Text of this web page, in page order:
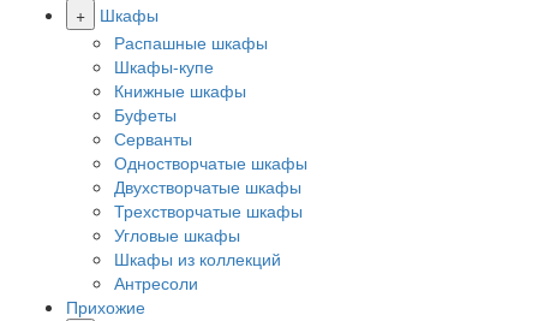
+
Шкафы
Распашные шкафы
Шкафы-купе
Книжные шкафы
Буфеты
Серванты
Одностворчатые шкафы
Двухстворчатые шкафы
Трехстворчатые шкафы
Угловые шкафы
Шкафы из коллекций
Антресоли
Прихожие